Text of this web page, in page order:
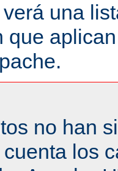
una
que
no han
los